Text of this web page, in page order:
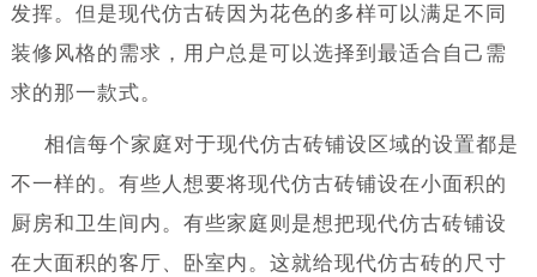
发挥。但是现代仿古砖因为花色的多样可以满足不同
装修风格的需求，用户总是可以选择到最适合自己需
求的那一款式。
相信每个家庭对于现代仿古砖铺设区域的设置都是
不一样的。有些人想要将现代仿古砖铺设在小面积的
厨房和卫生间内。有些家庭则是想把现代仿古砖铺设
在大面积的客厅、卧室内。这就给现代仿古砖的尺寸